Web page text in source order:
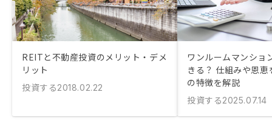
REITと不動産投資のメリット・デメ
リット
投資する2018.02.22
ワンルームマンショ
きる？ 仕組みや恩
の特徴を解説
投資する2025.07.14